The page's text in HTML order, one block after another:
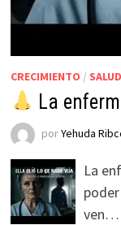
CRECIMIENTO /
La
porYehuda
La
ven…